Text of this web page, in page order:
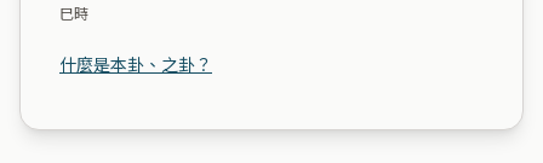
巳時
什麼是本卦、之卦？